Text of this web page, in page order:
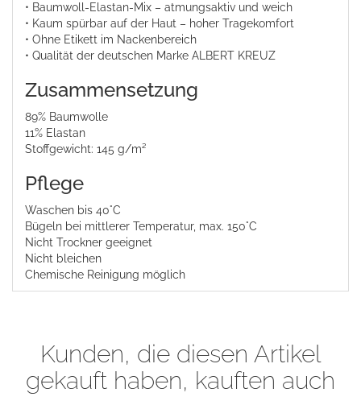
• Baumwoll-Elastan-Mix – atmungsaktiv und weich
• Kaum spürbar auf der Haut – hoher Tragekomfort
• Ohne Etikett im Nackenbereich
• Qualität der deutschen Marke ALBERT KREUZ
Zusammensetzung
89% Baumwolle
11% Elastan
Stoffgewicht: 145 g/m²
Pflege
Waschen bis 40°C
Bügeln bei mittlerer Temperatur, max. 150°C
Nicht Trockner geeignet
Nicht bleichen
Chemische Reinigung möglich
Kunden, die diesen Artikel
gekauft haben, kauften auch